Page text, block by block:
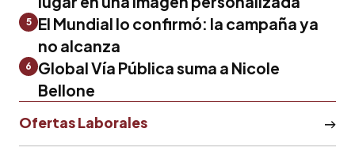
5
El Mundial lo confirmó: la campaña ya
no alcanza
6
Global Vía Pública suma a Nicole
Bellone
Ofertas Laborales